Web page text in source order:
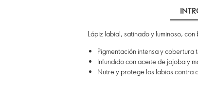
Lápiz labial, satinado y luminoso,
Pigmentación intensa y
Infundido con aceite de jojoba y
Nutre y protege los labios contra